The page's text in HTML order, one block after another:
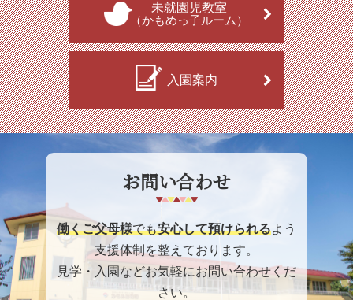
未就園児教室
（かもめっ子ルーム）
入園案内
お問い合わせ
働くご父母様でも安心して預けられるよう
支援体制を整えております。
見学・入園などお気軽にお問い合わせくだ
さい。